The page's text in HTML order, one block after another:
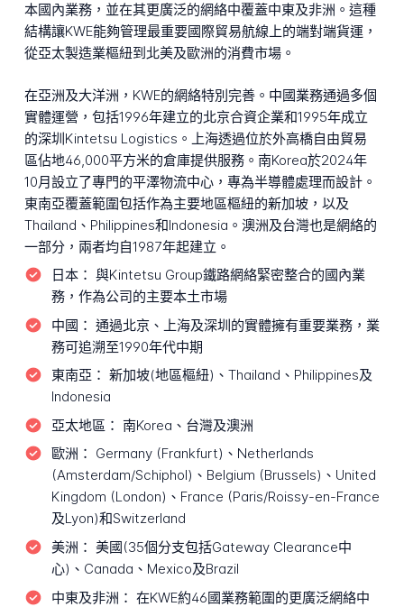
本國內業務，並在其更廣泛的網絡中覆蓋中東及非洲。這種
結構讓KWE能夠管理最重要國際貿易航線上的端對端貨運，
從亞太製造業樞紐到北美及歐洲的消費市場。
在亞洲及大洋洲，KWE的網絡特別完善。中國業務通過多個
實體運營，包括1996年建立的北京合資企業和1995年成立
的深圳Kintetsu Logistics。上海透過位於外高橋自由貿易
區佔地46,000平方米的倉庫提供服務。南Korea於2024年
10月設立了專門的平澤物流中心，專為半導體處理而設計。
東南亞覆蓋範圍包括作為主要地區樞紐的新加坡，以及
Thailand、Philippines和Indonesia。澳洲及台灣也是網絡的
一部分，兩者均自1987年起建立。
日本： 與Kintetsu Group鐵路網絡緊密整合的國內業
務，作為公司的主要本土市場
中國： 通過北京、上海及深圳的實體擁有重要業務，業
務可追溯至1990年代中期
東南亞： 新加坡(地區樞紐)、Thailand、Philippines及
Indonesia
亞太地區： 南Korea、台灣及澳洲
歐洲： Germany (Frankfurt)、Netherlands
(Amsterdam/Schiphol)、Belgium (Brussels)、United
Kingdom (London)、France (Paris/Roissy-en-France
及Lyon)和Switzerland
美洲： 美國(35個分支包括Gateway Clearance中
心)、Canada、Mexico及Brazil
中東及非洲： 在KWE約46國業務範圍的更廣泛網絡中